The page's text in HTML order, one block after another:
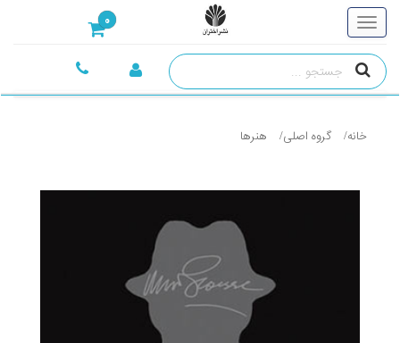
0
خانه گروه اصلی هنرها